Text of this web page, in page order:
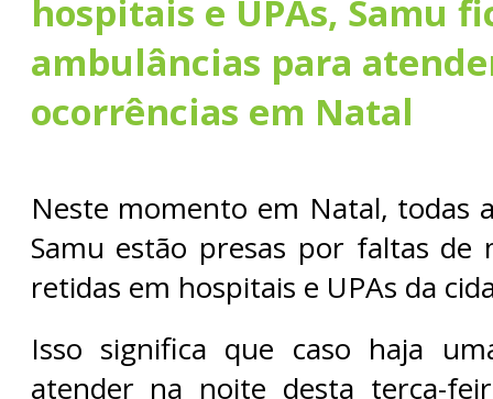
hospitais e UPAs, Samu
ambulâncias para
ocorrências em Natal
Neste momento em Natal, todas
Samu estão presas por faltas de
retidas em hospitais e UPAs da
Isso significa que caso haja
atender na noite desta terça-